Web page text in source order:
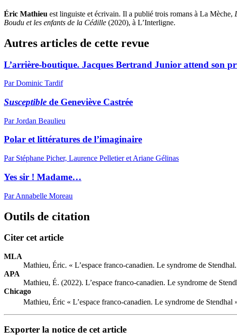
Éric Mathieu est linguiste et écrivain. Il a publié trois romans à La Mèche,
Boudu et les enfants de la Cédille (2020), à L’Interligne.
Autres articles de cette revue
L’arrière-boutique. Jacques Bertrand Junior attend son
Par Dominic Tardif
Susceptible de Geneviève Castrée
Par Jordan Beaulieu
Polar et littératures de l’imaginaire
Par Stéphane Picher, Laurence Pelletier et Ariane Gélinas
Yes sir ! Madame…
Par Annabelle Moreau
Outils de citation
Citer cet article
MLA
Mathieu, Éric. « L’espace franco-canadien. Le syndrome de
APA
Mathieu, É. (2022). L’espace franco-canadien. Le syndrome de
Chicago
Mathieu, Éric « L’espace franco-canadien. Le syndrome de Stendhal
Exporter la notice de cet article